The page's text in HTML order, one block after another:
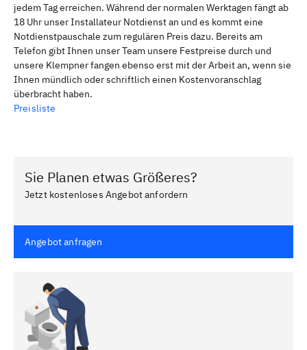
jedem Tag erreichen. Während der normalen Werktagen fängt ab
18 Uhr unser Installateur Notdienst an und es kommt eine
Notdienstpauschale zum regulären Preis dazu. Bereits am
Telefon gibt Ihnen unser Team unsere Festpreise durch und
unsere Klempner fangen ebenso erst mit der Arbeit an, wenn sie
Ihnen mündlich oder schriftlich einen Kostenvoranschlag
überbracht haben.
Preisliste
Sie Planen etwas Größeres?
Jetzt kostenloses Angebot anfordern
Angebot anfragen